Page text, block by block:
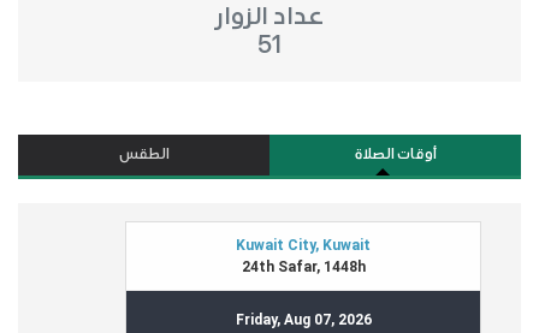
عداد الزوار
51
أوقات الصلاة الطقس